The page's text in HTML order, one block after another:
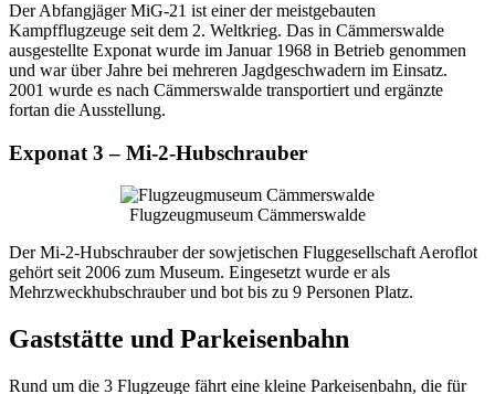
Der Abfangjäger MiG-21 ist einer der meistgebauten
Kampfflugzeuge seit dem 2. Weltkrieg. Das in Cämmerswalde
ausgestellte Exponat wurde im Januar 1968 in Betrieb genommen
und war über Jahre bei mehreren Jagdgeschwadern im Einsatz.
2001 wurde es nach Cämmerswalde transportiert und ergänzte
fortan die Ausstellung.
Exponat 3 – Mi-2-Hubschrauber
Flugzeugmuseum Cämmerswalde
Der Mi-2-Hubschrauber der sowjetischen Fluggesellschaft Aeroflot
gehört seit 2006 zum Museum. Eingesetzt wurde er als
Mehrzweckhubschrauber und bot bis zu 9 Personen Platz.
Gaststätte und Parkeisenbahn
Rund um die 3 Flugzeuge fährt eine kleine Parkeisenbahn, die für